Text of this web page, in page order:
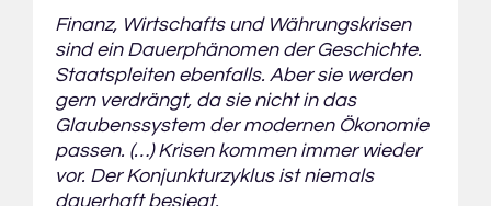
Finanz­, Wirtschafts­ und Währungskrisen
sind ein Dauerphänomen der Geschichte.
Staatspleiten ebenfalls. Aber sie werden
gern verdrängt, da sie nicht in das
Glaubenssystem der modernen Ökonomie
passen. (…) Krisen kommen immer wieder
vor. Der Konjunkturzyklus ist niemals
dauerhaft besiegt.